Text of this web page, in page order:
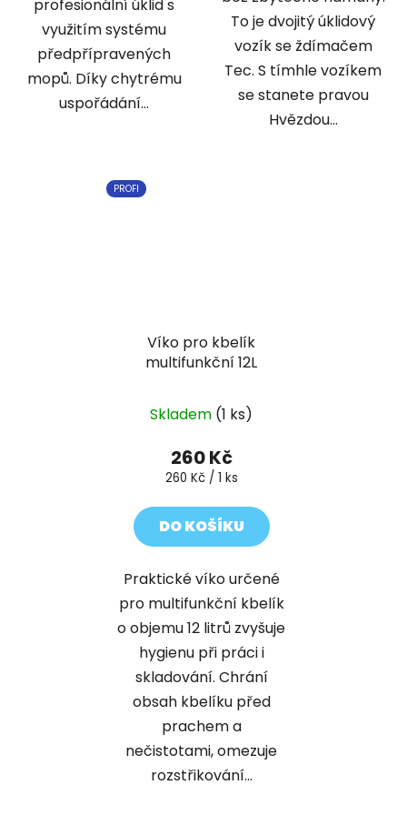
profesionální úklid s
využitím systému
předpřípravených
mopů. Díky chytrému
uspořádání...
To je dvojitý úklidový
vozík se ždímačem
Tec. S tímhle vozíkem
se stanete pravou
Hvězdou...
PROFI
Víko pro kbelík
multifunkční 12L
Skladem (1 ks)
260 Kč
Měrná
260 Kč / 1 ks
DO KOŠÍKU
Praktické víko určené
pro multifunkční kbelík
o objemu 12 litrů zvyšuje
hygienu při práci i
skladování. Chrání
obsah kbelíku před
prachem a
nečistotami, omezuje
rozstřikování...